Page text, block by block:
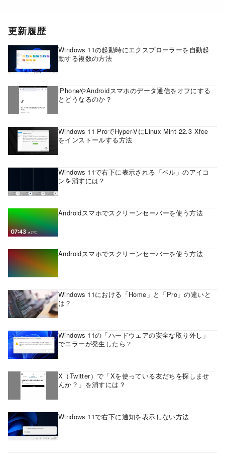
更新履歴
Windows 11の起動時にエクスプローラーを自動起
動する複数の方法
iPhoneやAndroidスマホのデータ通信をオフにする
とどうなるのか？
Windows 11 ProでHyper-VにLinux Mint 22.3 Xfce
をインストールする方法
Windows 11で右下に表示される「ベル」のアイコ
ンを消すには？
Androidスマホでスクリーンセーバーを使う方法
Androidスマホでスクリーンセーバーを使う方法
Windows 11における「Home」と「Pro」の違いと
は？
Windows 11の「ハードウェアの安全な取り外し」
でエラーが発生したら？
X（Twitter）で「Xを使っている友だちを探しませ
んか？」を消すには？
Windows 11で右下に通知を表示しない方法